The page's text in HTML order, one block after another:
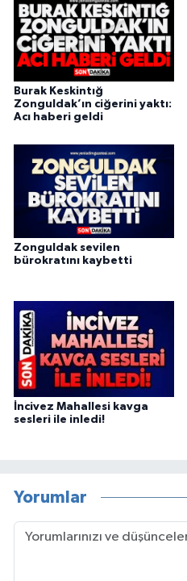
Burak Keskintığ
Zonguldak’ın ciğerini yaktı:
Acı haberi geldi
Zonguldak sevilen
bürokratını kaybetti
İncivez Mahallesi kavga
sesleri ile inledi!
Yorumlar